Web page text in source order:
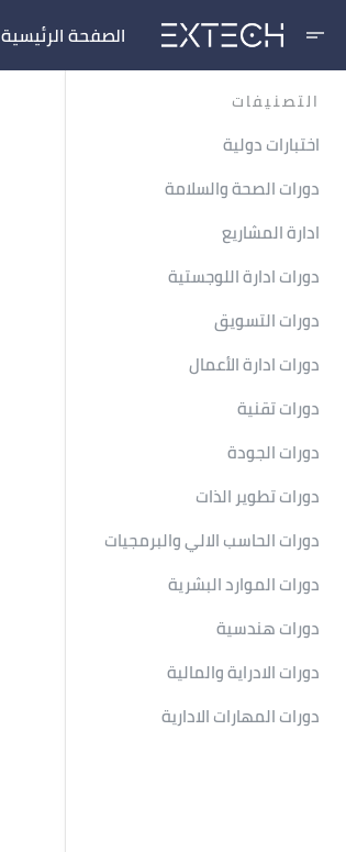
short_text الصفحة الرئيسية
التصنيفات
اختبارات دولية
دورات الصحة والسلامة
ادارة المشاريع
دورات ادارة اللوجستية
دورات التسويق
دورات ادارة الأعمال
دورات تقنية
دورات الجودة
دورات تطوير الذات
دورات الحاسب الالي والبرمجيات
دورات الموارد البشرية
دورات هندسية
دورات الادراية والمالية
دورات المهارات الادارية